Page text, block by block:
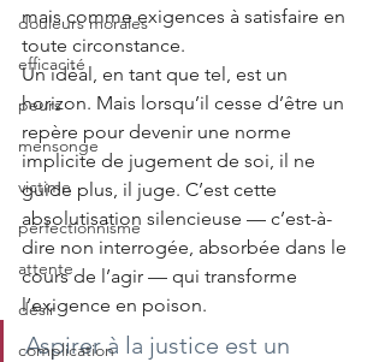
douleurs morales
efficacité
peurs
mensonge
victime
perfectionnisme
attente
désir
complication
mais comme exigences à satisfaire en
toute circonstance.
Un idéal, en tant que tel, est un
horizon. Mais lorsqu’il cesse d’être un
repère pour devenir une norme
implicite de jugement de soi, il ne
guide plus, il juge. C’est cette
absolutisation silencieuse — c’est-à-
dire non interrogée, absorbée dans le
cours de l’agir — qui transforme
l’exigence en poison.
Aspirer à la justice est un